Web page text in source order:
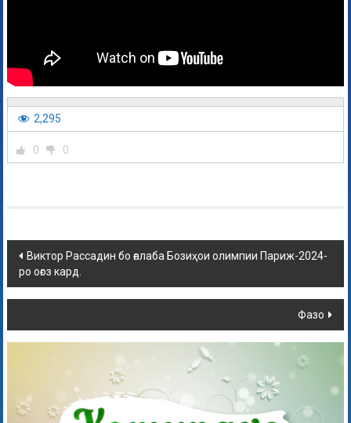
2,295
0 0
Виктор Рассадин бо ғалаба Бозиҳои олимпии Париж-2024-
ро оғоз кард.
Фазо